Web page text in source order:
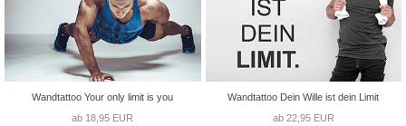
Wandtattoo Your only limit is you
ab 18,95 EUR
Wandtattoo Dein Wille ist dein Limit
ab 22,95 EUR